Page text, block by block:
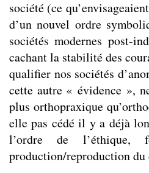
société (ce
d’un nouvel ordre
sociétés modernes post-
cachant la stabilité des
qualifier nos sociétés
cette autre « évidence »,
plus orthopraxique
elle pas cédé il y a déjà
l’ordre de
production/reproduction